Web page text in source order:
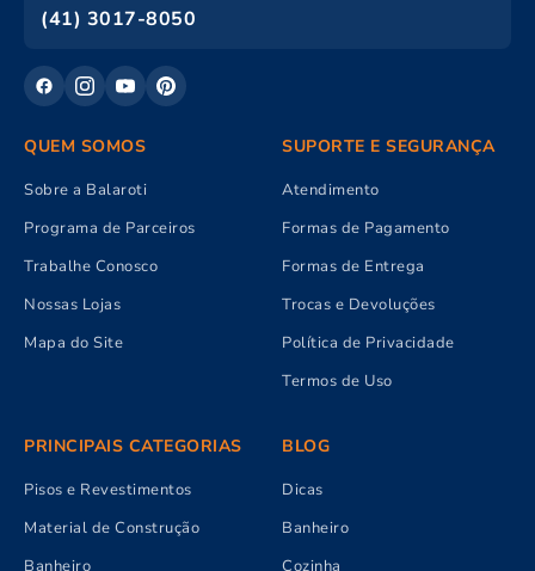
(41) 3017-8050
QUEM SOMOS
Sobre a Balaroti
Programa de Parceiros
Trabalhe Conosco
Nossas Lojas
Mapa do Site
SUPORTE E SEGURANÇA
Atendimento
Formas de Pagamento
Formas de Entrega
Trocas e Devoluções
Política de Privacidade
Termos de Uso
PRINCIPAIS CATEGORIAS
Pisos e Revestimentos
Material de Construção
Banheiro
BLOG
Dicas
Banheiro
Cozinha